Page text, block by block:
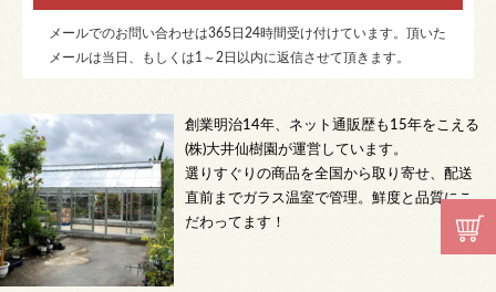
メールでのお問い合わせは365日24時間受け付けています。頂いた
メールは当日、もしくは1～2日以内に返信させて頂きます。
創業明治14年、ネット通販歴も15年をこえる
(株)大井仙樹園が運営しています。
選りすぐりの商品を全国から取り寄せ、配送
直前までガラス温室で管理。鮮度と品質にこ
だわってます！